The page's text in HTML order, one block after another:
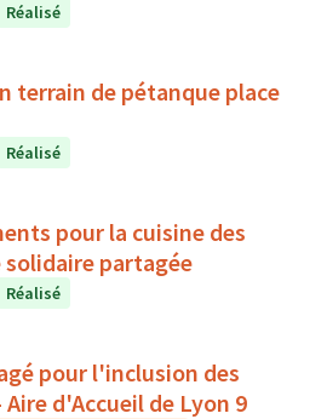
Réalisé
terrain de pétanque place
Réalisé
pour la cuisine des
solidaire partagée
Réalisé
pour l'inclusion des
d'Accueil de Lyon 9